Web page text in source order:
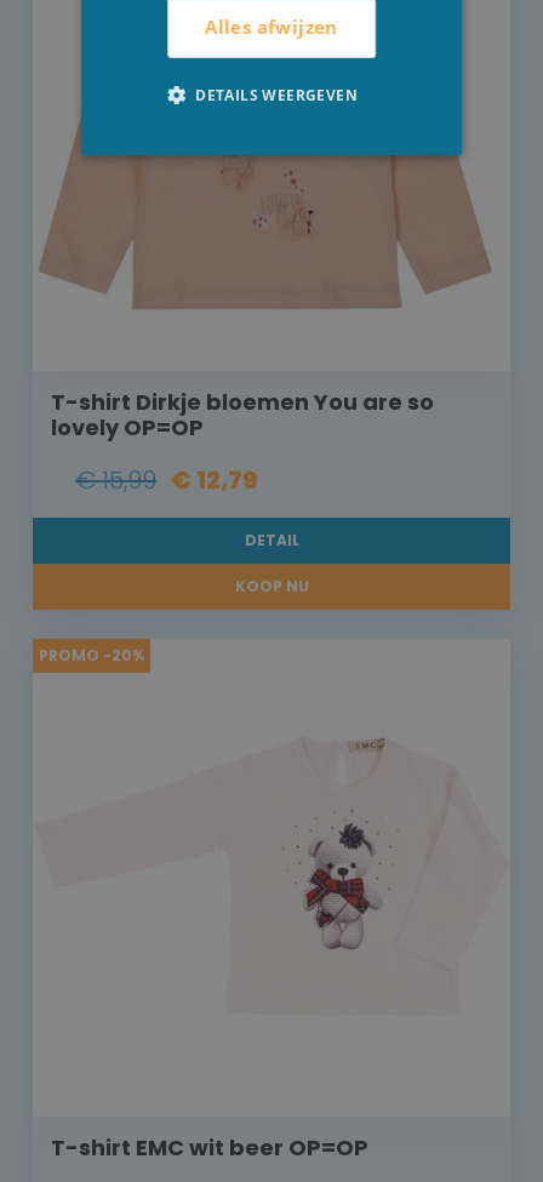
T-shirt Dirkje bloemen You are so
lovely OP=OP
€ 15,99 € 12,79
DETAIL
KOOP NU
PROMO -20%
T-shirt EMC wit beer OP=OP
Alles afwijzen
DETAILS WEERGEVEN